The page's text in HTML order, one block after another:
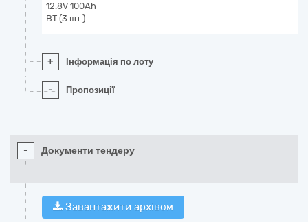
12.8V 100Ah
ВТ (3 шт.)
+ Інформація по лоту
- Пропозиції
- Документи тендеру
Завантажити архівом